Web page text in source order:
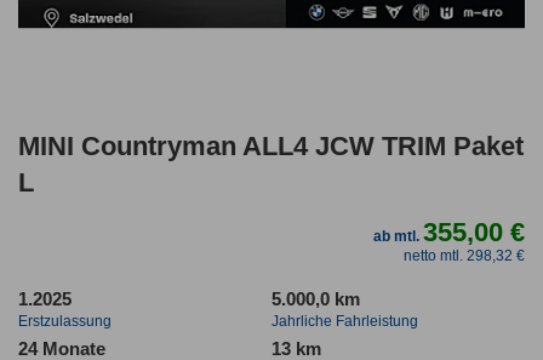
MINI Countryman ALL4 JCW TRIM Paket
L
ab mtl.355,00 €
netto mtl. 298,32 €
1.2025
Erstzulassung
5.000,0 km
Jahrliche Fahrleistung
24 Monate 13 km